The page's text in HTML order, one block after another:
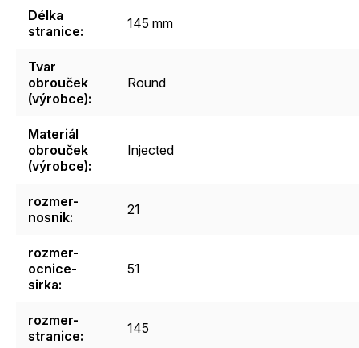
Délka
stranice: 145 mm
Tvar
obrouček
(výrobce):
Round
Materiál
obrouček
(výrobce):
Injected
rozmer-
nosnik: 21
rozmer-
ocnice-
sirka:
51
rozmer-
stranice: 145